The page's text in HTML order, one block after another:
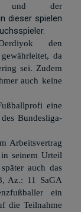
und der
dieser spielen
den
da
sei. Zudem
auch keine
eine
Bundesliga-
Arbeitsvertrag
seinem Urteil
auch das
Az.: 11 SaGA
ein
die Teilnahme